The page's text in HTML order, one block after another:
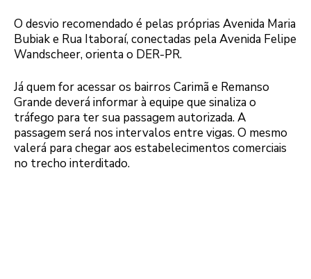
O desvio recomendado é pelas próprias Avenida Maria
Bubiak e Rua Itaboraí, conectadas pela Avenida Felipe
Wandscheer, orienta o DER-PR.
Já quem for acessar os bairros Carimã e Remanso
Grande deverá informar à equipe que sinaliza o
tráfego para ter sua passagem autorizada. A
passagem será nos intervalos entre vigas. O mesmo
valerá para chegar aos estabelecimentos comerciais
no trecho interditado.